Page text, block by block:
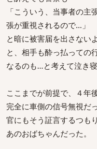
「こういう、当事者の
張が重視されるので…」
と暗に被害届を出さない
と、相手も酔っ払っての
なるのも…と考えて泣き寝
ここまでが前提で、４年
完全に車側の信号無視だ
官にもそう証言するつも
あのおばちゃんだった。